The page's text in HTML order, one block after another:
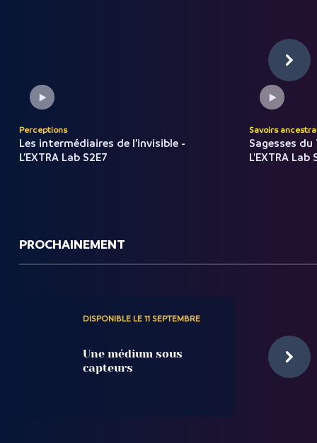
Perceptions
Les intermédiaires de l’invisible -
L’EXTRA Lab S2E7
Savoirs
Sagesses du
L'EXTRA Lab
PROCHAINEMENT
DISPONIBLE LE 11 SEPTEMBRE
Une médium sous
capteurs